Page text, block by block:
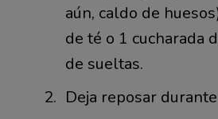
aún, caldo de
de té o 1 cucharada
de sueltas.
Deja reposar